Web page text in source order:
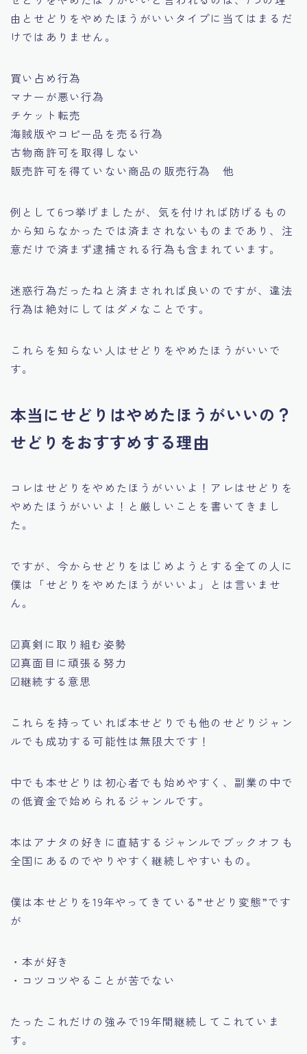
由とせどりをやめたほうがいいタイプに当てはまるだ
けではありません。
買い占め行為
マナーが悪い行為
チケット転売
海賊版やコピー品を売る行為
古物商許可を取得しない
販売許可を得ていない商品の販売行為 他
例として6つ挙げましたが、 気を付ければ防げるもの
から知らなかったでは済まされないものまであり、注
意だけで済まず逮捕される行為も含まれています。
迷惑行為だったねと済まされれば良いのですが、違法
行為は絶対にしてはダメなことです。
これらを知らない人はせどりをやめたほうがいいで
す。
本当にせどりはやめたほうがいいの？
せどりをおすすめする理由
コレはせどりをやめたほうがいいよ！アレはせどりを
やめたほうがいいよ！と厳しいことを書いてきまし
た。
ですが、今からせどりをはじめようとする全ての人に
僕は「せどりをやめたほうがいいよ」とは言いませ
ん。
☑真剣に取り組む姿勢
☑真面目に頑張る努力
☑継続する意思
これらを持っていれば本せどりでも他のせどりジャン
ルでも成功する可能性は無限大です！
中でも本せどりは初心者でも始めやすく、副業の中で
の低資金で始められるジャンルです。
本はアナタの好きに直結するジャンルでブックオフも
全国にあるのでやりやすく継続しやすいもの。
僕は本せどりを19年やってきている”せどり変態”です
が
・本が好き
・コツコツやることが苦でない
たったこれだけの強みで19年間継続してこれていま
す。